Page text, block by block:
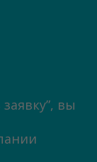
вы